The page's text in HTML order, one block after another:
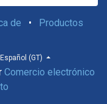
de • Productos
Español (GT)
Comercio electrónico